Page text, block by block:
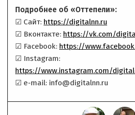
Подробнее об «Оттепели»:
☑ Сайт: https://digitalnn.ru
☑ Вконтакте: https://vk.com/
☑ Facebook: https://
☑ Instagram:
https://www.instagram.com/
☑ e-mail: info@digitalnn.ru